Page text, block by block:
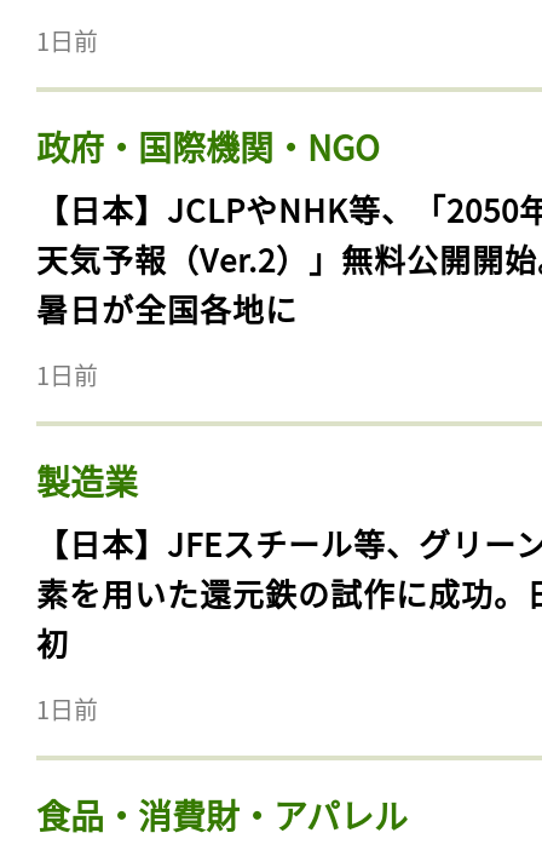
1日前
政府・国際機関・NGO
【日本】JCLPやNHK等、「2050
天気予報（Ver.2）」無料公開開
暑日が全国各地に
1日前
製造業
【日本】JFEスチール等、グリー
素を用いた還元鉄の試作に成功。
初
1日前
食品・消費財・アパレル